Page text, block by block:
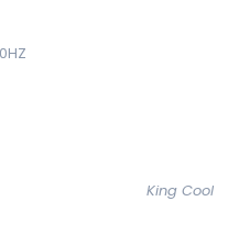
King Cool